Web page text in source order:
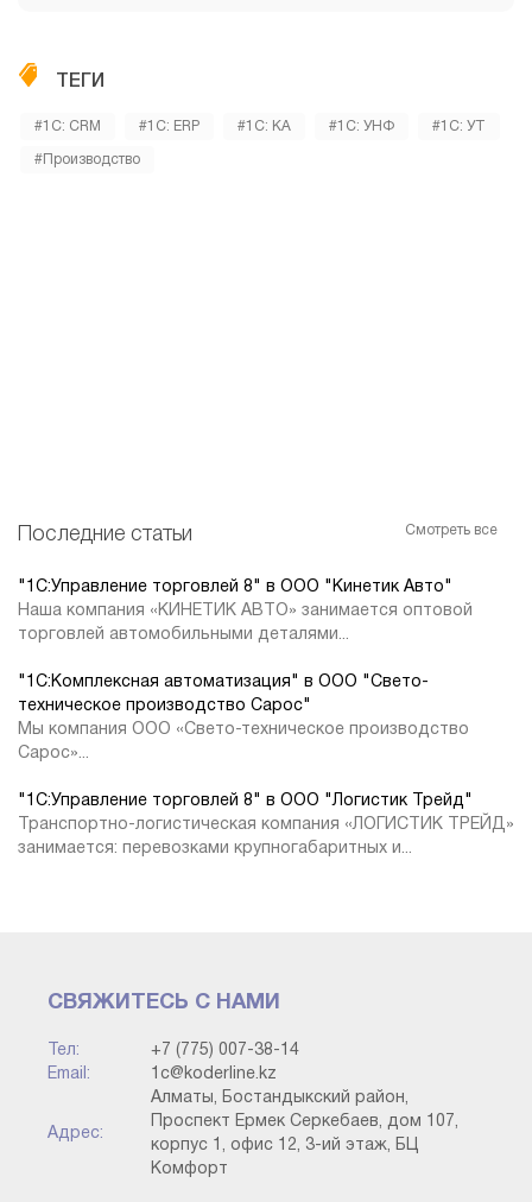
ТЕГИ
#1С: CRM #1С: ERP #1С: КА #1С: УНФ #1С: УТ
#Производство
Смотреть все
Последние статьи
"1С:Управление торговлей 8" в ООО "Кинетик Авто"
Наша компания «КИНЕТИК АВТО» занимается оптовой
торговлей автомобильными деталями...
"1С:Комплексная автоматизация" в ООО "Свето-
техническое производство Сарос"
Мы компания ООО «Свето-техническое производство
Сарос»...
"1С:Управление торговлей 8" в ООО "Логистик Трейд"
Транспортно-логистическая компания «ЛОГИСТИК ТРЕЙД»
занимается: перевозками крупногабаритных и...
СВЯЖИТЕСЬ С НАМИ
Тел:
+7 (775) 007-38-14
Email:
1c@koderline.kz
Адрес:
Алматы, Бостандыкский район,
Проспект Ермек Серкебаев, дом 107,
корпус 1, офис 12, 3-ий этаж, БЦ
Комфорт